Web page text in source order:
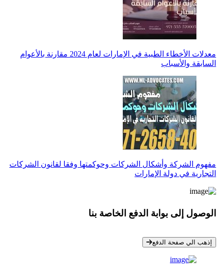
معدلات الأخطاء الطبية في الإمارات لعام 2024 مقارنة بالأعوام
السابقة والأسباب
مفهوم الشركة وأشكال الشركات وحوكمتها وفقا لقانون الشركات
التجارية في دولة الإمارات
الوصول إلى بوابة الدفع الخاصة بنا
إذهب الي صفحة الدفع